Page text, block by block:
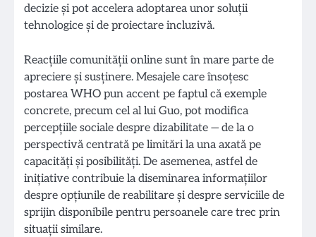
decizie și pot accelera adoptarea unor soluții
tehnologice și de proiectare incluzivă.
Reacțiile comunității online sunt în mare parte de
apreciere și susținere. Mesajele care însoțesc
postarea WHO pun accent pe faptul că exemple
concrete, precum cel al lui Guo, pot modifica
percepțiile sociale despre dizabilitate — de la o
perspectivă centrată pe limitări la una axată pe
capacități și posibilități. De asemenea, astfel de
inițiative contribuie la diseminarea informațiilor
despre opțiunile de reabilitare și despre serviciile de
sprijin disponibile pentru persoanele care trec prin
situații similare.